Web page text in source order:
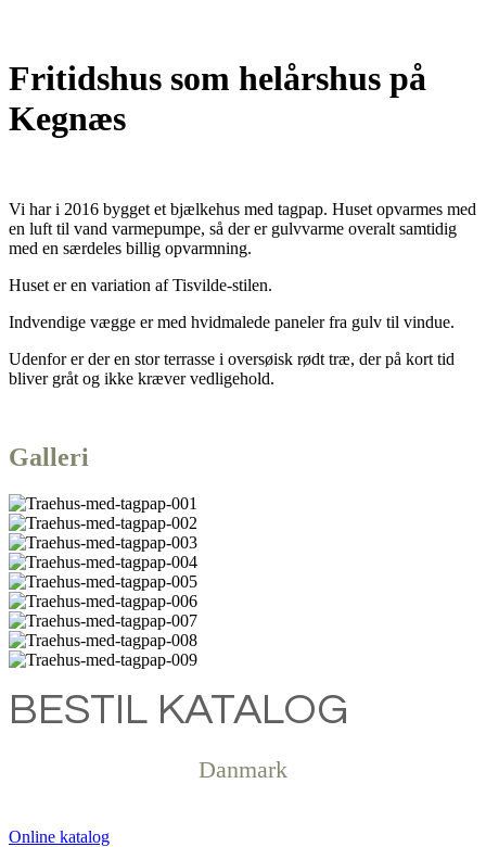
Fritidshus som helårshus på
Kegnæs
Vi har i 2016 bygget et bjælkehus med tagpap. Huset opvarmes med
en luft til vand varmepumpe, så der er gulvvarme overalt samtidig
med en særdeles billig opvarmning.
Huset er en variation af Tisvilde-stilen.
Indvendige vægge er med hvidmalede paneler fra gulv til vindue.
Udenfor er der en stor terrasse i oversøisk rødt træ, der på kort tid
bliver gråt og ikke kræver vedligehold.
Galleri
BESTIL KATALOG
Danmark
Online katalog